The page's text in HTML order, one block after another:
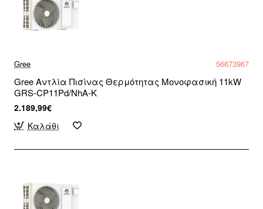
Gree 56673967
Gree Αντλία Πισίνας Θερμότητας Μονοφασική 11kW
GRS-CP11Pd/NhA-K
2.189,99€
Καλάθι